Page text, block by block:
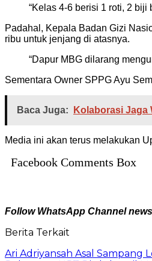
“Kelas 4-6 berisi 1 roti, 2 biji
Padahal, Kepala Badan Gizi
ribu untuk jenjang di atasnya.
“Dapur MBG dilarang
Sementara Owner SPPG Ayu
Baca Juga: Kolaborasi Jaga
Media ini akan terus melakukan
Facebook Comments Box
Follow WhatsApp Channel
Berita Terkait
Ari Adriyansah Asal Sampang